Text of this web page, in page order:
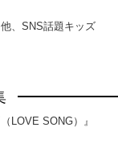
、SNS話題キッズ
LOVE SONG）』